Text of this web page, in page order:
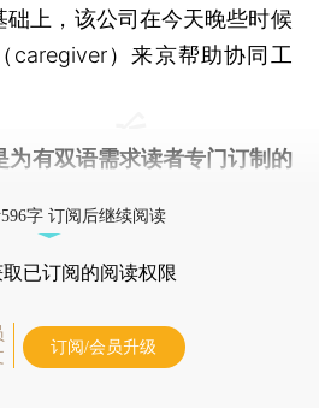
上，该公司在今天晚些时候
caregiver）来京帮助协同工
为有双语需求读者专门订制的
字 订阅后继续阅读
取已订阅的阅读权限
订阅/会员升级